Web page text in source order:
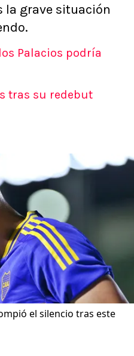
la grave situación
Palacios podría
tras su redebut
el silencio tras este